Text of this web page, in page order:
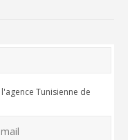
Tunisienne de